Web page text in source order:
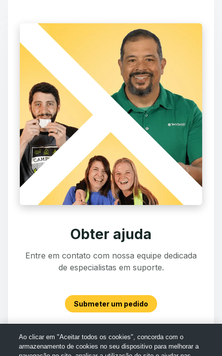
Obter ajuda
Entre em contato com nossa equipe dedicada
de especialistas em suporte.
Submeter um pedido
Ao clicar em "Aceitar todos os cookies", concorda com o
armazenamento de cookies no seu dispositivo para melhorar a